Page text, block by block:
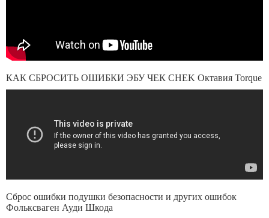
КАК СБРОСИТЬ ОШИБКИ ЭБУ ЧЕК CHEK Октавия Torque
Сброс ошибки подушки безопасности и других ошибок
Фольксваген Ауди Шкода